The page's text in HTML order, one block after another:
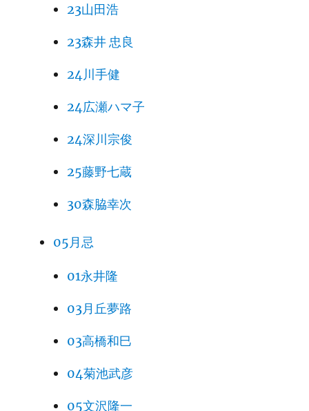
23山田浩
23森井 忠良
24川手健
24広瀬ハマ子
24深川宗俊
25藤野七蔵
30森脇幸次
05月忌
01永井隆
03月丘夢路
03高橋和巳
04菊池武彦
05文沢隆一